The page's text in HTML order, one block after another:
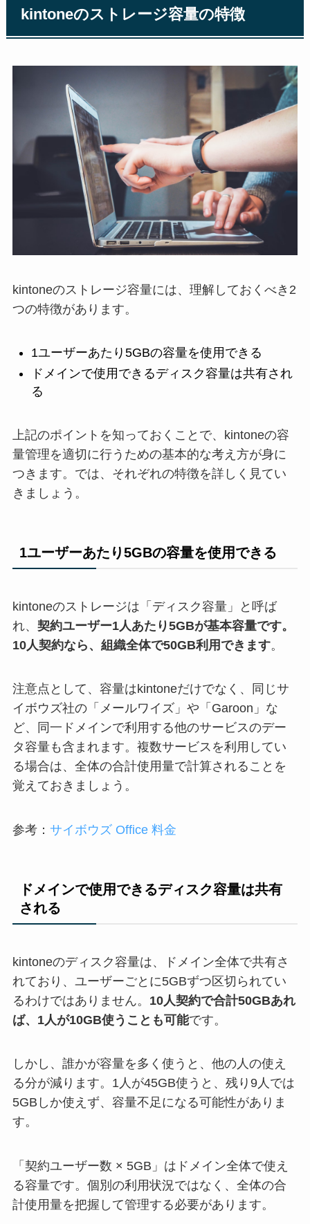
kintoneのストレージ容量の特徴
kintoneのストレージ容量には、理解しておくべき2
つの特徴があります。
1ユーザーあたり5GBの容量を使用できる
ドメインで使用できるディスク容量は共有され
る
上記のポイントを知っておくことで、kintoneの容
量管理を適切に行うための基本的な考え方が身に
つきます。では、それぞれの特徴を詳しく見てい
きましょう。
1ユーザーあたり5GBの容量を使用できる
kintoneのストレージは「ディスク容量」と呼ば
れ、 契約ユーザー1人あたり5GBが基本容量です。
10人契約なら、組織全体で50GB利用できます。
注意点として、容量はkintoneだけでなく、同じサ
イボウズ社の「メールワイズ」や「Garoon」な
ど、同一ドメインで利用する他のサービスのデー
タ容量も含まれます。複数サービスを利用してい
る場合は、全体の合計使用量で計算されることを
覚えておきましょう。
参考： サイボウズ Office 料金
ドメインで使用できるディスク容量は共有
される
kintoneのディスク容量は、ドメイン全体で共有さ
れており、ユーザーごとに5GBずつ区切られてい
るわけではありません。 10人契約で合計50GBあれ
ば、1人が10GB使うことも可能です。
しかし、誰かが容量を多く使うと、他の人の使え
る分が減ります。1人が45GB使うと、残り9人では
5GBしか使えず、容量不足になる可能性がありま
す。
「契約ユーザー数 × 5GB」はドメイン全体で使え
る容量です。個別の利用状況ではなく、全体の合
計使用量を把握して管理する必要があります。